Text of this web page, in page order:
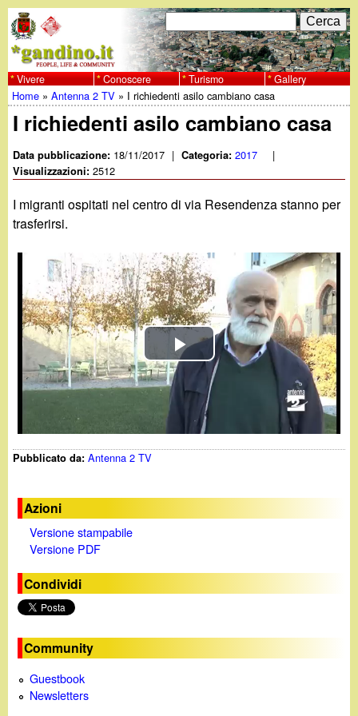
al
contenuto
principale
w
w
w
.
g
n
d
n
F
o
r
m
d
i
i
c
e
c
a
C
e
r
c
a
Vivere Conoscere Turismo Gallery
Tu
sei
qui
Home »Antenna 2 TV » I richiedenti asilo cambiano casa
I richiedenti asilo cambiano casa
Data pubblicazione: 18/11/2017 | Categoria:2017 |
Visualizzazioni:2512
I migranti ospitati nel centro di via Resendenza stanno per
trasferirsi.
P
a
V
d
Pubblicato da:Antenna 2 TV
Azioni
Versione stampabile
Versione PDF
Condividi
Community
Guestbook
Newsletters